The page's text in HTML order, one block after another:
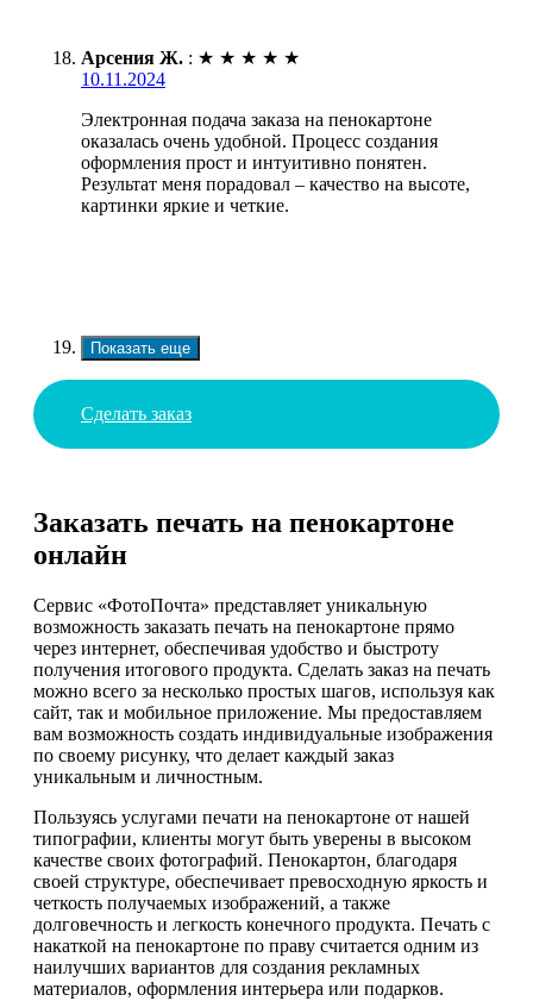
Арсения Ж. : ★ ★ ★ ★ ★
10.11.2024
Электронная подача заказа на пенокартоне
оказалась очень удобной. Процесс создания
оформления прост и интуитивно понятен.
Результат меня порадовал – качество на высоте,
картинки яркие и четкие.
Показать еще
Сделать заказ
Заказать печать на пенокартоне
онлайн
Сервис «ФотоПочта» представляет уникальную
возможность заказать печать на пенокартоне прямо
через интернет, обеспечивая удобство и быстроту
получения итогового продукта. Сделать заказ на печать
можно всего за несколько простых шагов, используя как
сайт, так и мобильное приложение. Мы предоставляем
вам возможность создать индивидуальные изображения
по своему рисунку, что делает каждый заказ
уникальным и личностным.
Пользуясь услугами печати на пенокартоне от нашей
типографии, клиенты могут быть уверены в высоком
качестве своих фотографий. Пенокартон, благодаря
своей структуре, обеспечивает превосходную яркость и
четкость получаемых изображений, а также
долговечность и легкость конечного продукта. Печать с
накаткой на пенокартоне по праву считается одним из
наилучших вариантов для создания рекламных
материалов, оформления интерьера или подарков.